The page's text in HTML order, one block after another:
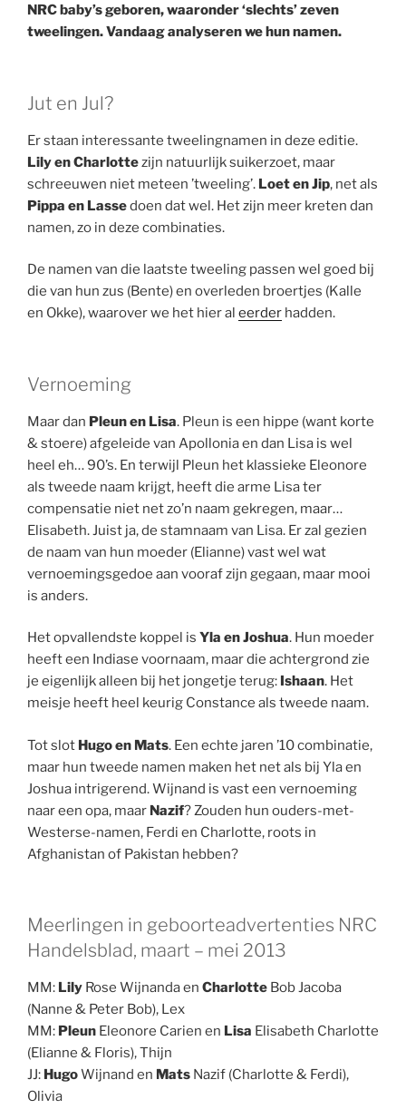
NRC baby’s geboren, waaronder ‘slechts’ zeven
tweelingen. Vandaag analyseren we hun namen.
Jut en Jul?
Er staan interessante tweelingnamen in deze editie.
Lily en Charlottezijn natuurlijk suikerzoet, maar
schreeuwen niet meteen ’tweeling’. Loet en Jip, net als
Pippa en Lassedoen dat wel. Het zijn meer kreten dan
namen, zo in deze combinaties.
De namen van die laatste tweeling passen wel goed bij
die van hun zus (Bente) en overleden broertjes (Kalle
en Okke), waarover we het hier al eerder hadden.
Vernoeming
Maar dan Pleun en Lisa. Pleun is een hippe (want korte
& stoere) afgeleide van Apollonia en dan Lisa is wel
heel eh… 90’s. En terwijl Pleun het klassieke Eleonore
als tweede naam krijgt, heeft die arme Lisa ter
compensatie niet net zo’n naam gekregen, maar…
Elisabeth. Juist ja, de stamnaam van Lisa. Er zal gezien
de naam van hun moeder (Elianne) vast wel wat
vernoemingsgedoe aan vooraf zijn gegaan, maar mooi
is anders.
Het opvallendste koppel is Yla en Joshua. Hun moeder
heeft een Indiase voornaam, maar die achtergrond zie
je eigenlijk alleen bij het jongetje terug: Ishaan. Het
meisje heeft heel keurig Constance als tweede naam.
Tot slot Hugo en Mats. Een echte jaren ’10 combinatie,
maar hun tweede namen maken het net als bij Yla en
Joshua intrigerend. Wijnand is vast een vernoeming
naar een opa, maar Nazif? Zouden hun ouders-met-
Westerse-namen, Ferdi en Charlotte, roots in
Afghanistan of Pakistan hebben?
Meerlingen in geboorteadvertenties NRC
Handelsblad, maart – mei 2013
MM: Lily Rose Wijnanda en Charlotte Bob Jacoba
(Nanne & Peter Bob), Lex
MM: Pleun Eleonore Carien en Lisa Elisabeth Charlotte
(Elianne & Floris), Thijn
JJ: HugoWijnand en Mats Nazif (Charlotte & Ferdi),
Olivia